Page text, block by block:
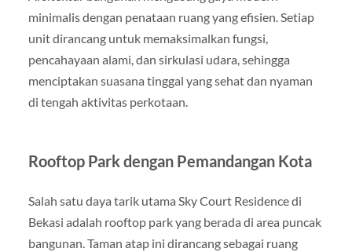
minimalis dengan penataan ruang yang efisien. Setiap
unit dirancang untuk memaksimalkan fungsi,
pencahayaan alami, dan sirkulasi udara, sehingga
menciptakan suasana tinggal yang sehat dan nyaman
di tengah aktivitas perkotaan.
Rooftop Park dengan Pemandangan Kota
Salah satu daya tarik utama Sky Court Residence di
Bekasi adalah rooftop park yang berada di area puncak
bangunan. Taman atap ini dirancang sebagai ruang